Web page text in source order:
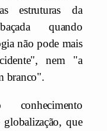
estruturas da
quando
não pode mais
nem "a
branco".
que